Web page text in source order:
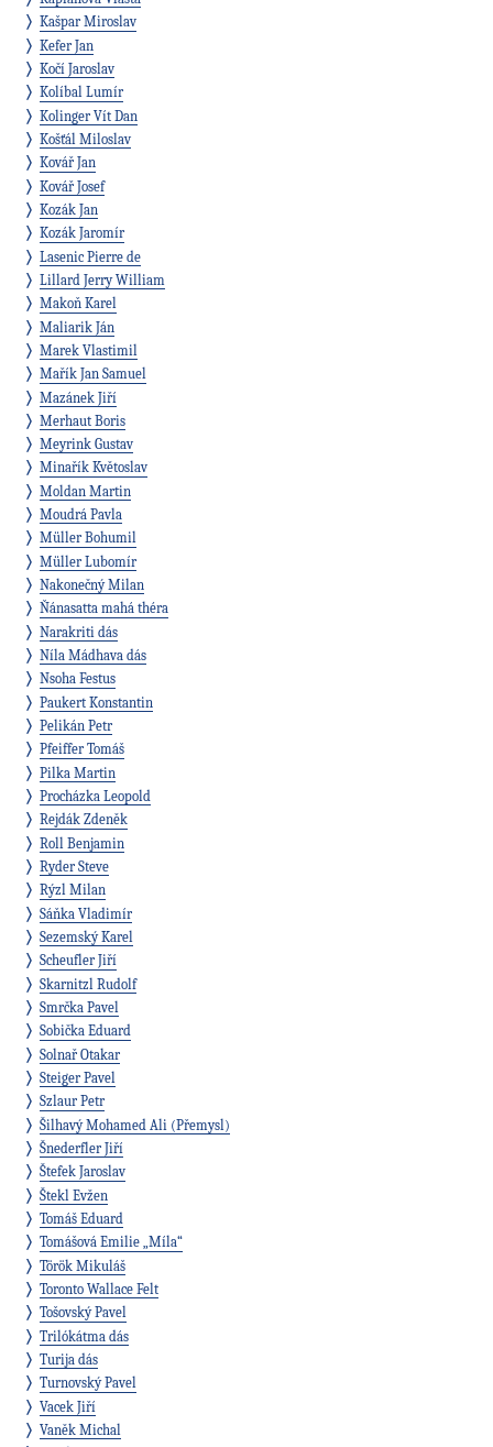
Kašpar Miroslav
Kefer Jan
Kočí Jaroslav
Kolíbal Lumír
Kolinger Vít Dan
Košťál Miloslav
Kovář Jan
Kovář Josef
Kozák Jan
Kozák Jaromír
Lasenic Pierre de
Lillard Jerry William
Makoň Karel
Maliarik Ján
Marek Vlastimil
Mařík Jan Samuel
Mazánek Jiří
Merhaut Boris
Meyrink Gustav
Minařík Květoslav
Moldan Martin
Moudrá Pavla
Müller Bohumil
Müller Lubomír
Nakonečný Milan
Ňánasatta mahá théra
Narakriti dás
Níla Mádhava dás
Nsoha Festus
Paukert Konstantin
Pelikán Petr
Pfeiffer Tomáš
Pilka Martin
Procházka Leopold
Rejdák Zdeněk
Roll Benjamin
Ryder Steve
Rýzl Milan
Sáňka Vladimír
Sezemský Karel
Scheufler Jiří
Skarnitzl Rudolf
Smrčka Pavel
Sobička Eduard
Solnař Otakar
Steiger Pavel
Szlaur Petr
Šilhavý Mohamed Ali (Přemysl)
Šnederfler Jiří
Štefek Jaroslav
Štekl Evžen
Tomáš Eduard
Tomášová Emilie „Míla“
Török Mikuláš
Toronto Wallace Felt
Tošovský Pavel
Trilókátma dás
Turija dás
Turnovský Pavel
Vacek Jiří
Vaněk Michal